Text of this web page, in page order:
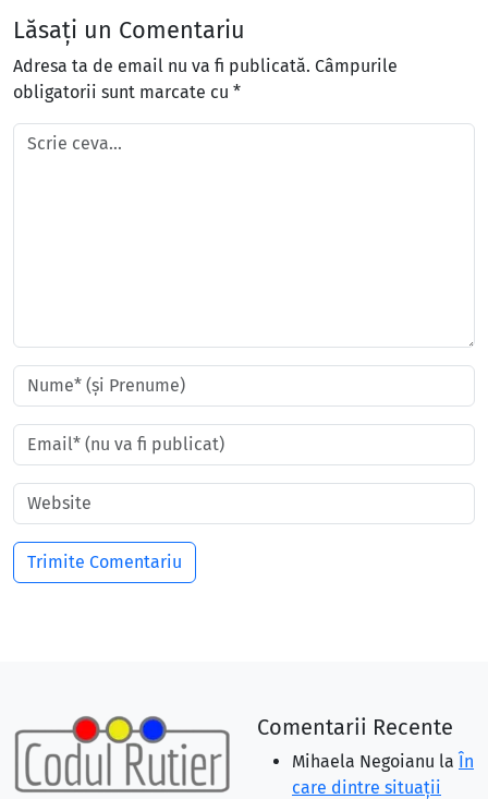
Lăsați un Comentariu
Adresa ta de email nu va fi publicată. Câmpurile
obligatorii sunt marcate cu *
Comentarii Recente
Mihaela Negoianu la În
care dintre situaţii